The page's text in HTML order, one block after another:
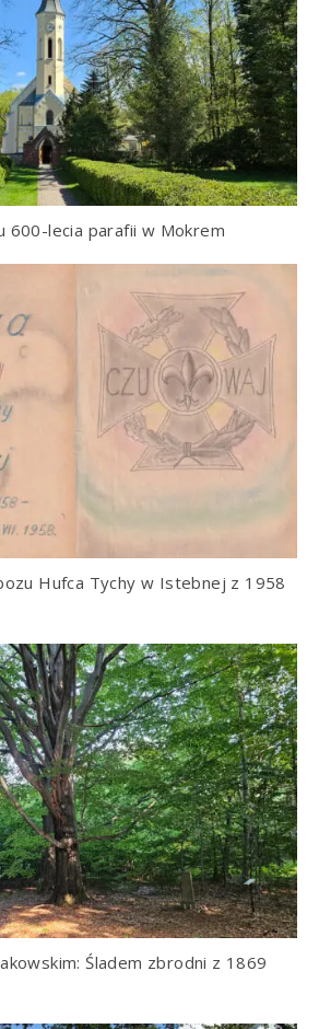
600-lecia parafii w Mokrem
Hufca Tychy w Istebnej z 1958
Śladem zbrodni z 1869